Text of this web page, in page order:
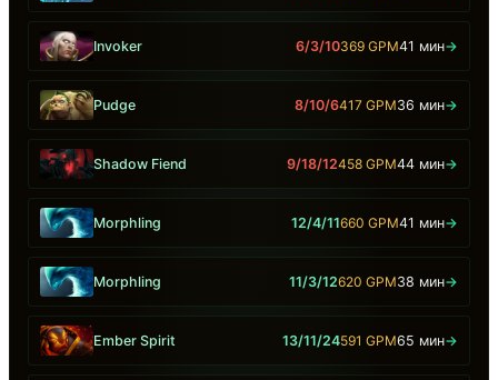
Invoker 6/3/10369 GPM41 мин→
Pudge 8/10/6417 GPM36 мин→
Shadow Fiend 9/18/12458 GPM44 мин→
Morphling 12/4/11660 GPM41 мин→
Morphling 11/3/12620 GPM38 мин→
Ember Spirit 13/11/24591 GPM65 мин→